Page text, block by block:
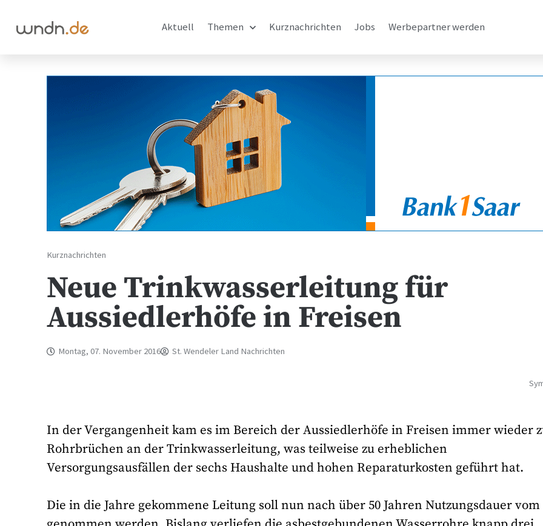
Aktuell Themen Kurznachrichten Jobs Werbepartner werden
Kurznachrichten
Neue Trinkwasserleitung für
Aussiedlerhöfe in Freisen
Montag, 07. November 2016 St. Wendeler Land Nachrichten
In der Vergangenheit kam es im Bereich der Aussiedlerhöfe in Freisen immer wieder
Rohrbrüchen an der Trinkwasserleitung, was teilweise zu erheblichen
Versorgungsausfällen der sechs Haushalte und hohen Reparaturkosten geführt hat.
Die in die Jahre gekommene Leitung soll nun nach über 50 Jahren Nutzungsdauer vom